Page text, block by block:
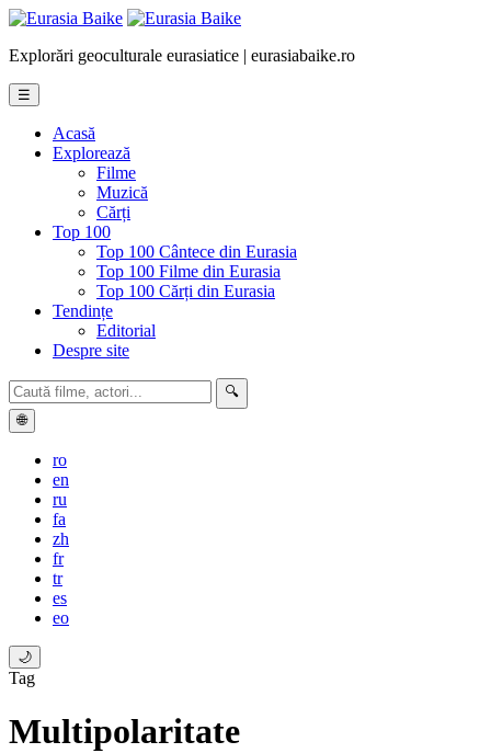
Explorări geoculturale eurasiatice | eurasiabaike.ro
☰
Acasă
Explorează
Filme
Muzică
Cărți
Top 100
Top 100 Cântece din Eurasia
Top 100 Filme din Eurasia
Top 100 Cărți din Eurasia
Tendințe
Editorial
Despre site
🔍
🌐
ro
en
ru
fa
zh
fr
tr
es
eo
🌙
Tag
Multipolaritate